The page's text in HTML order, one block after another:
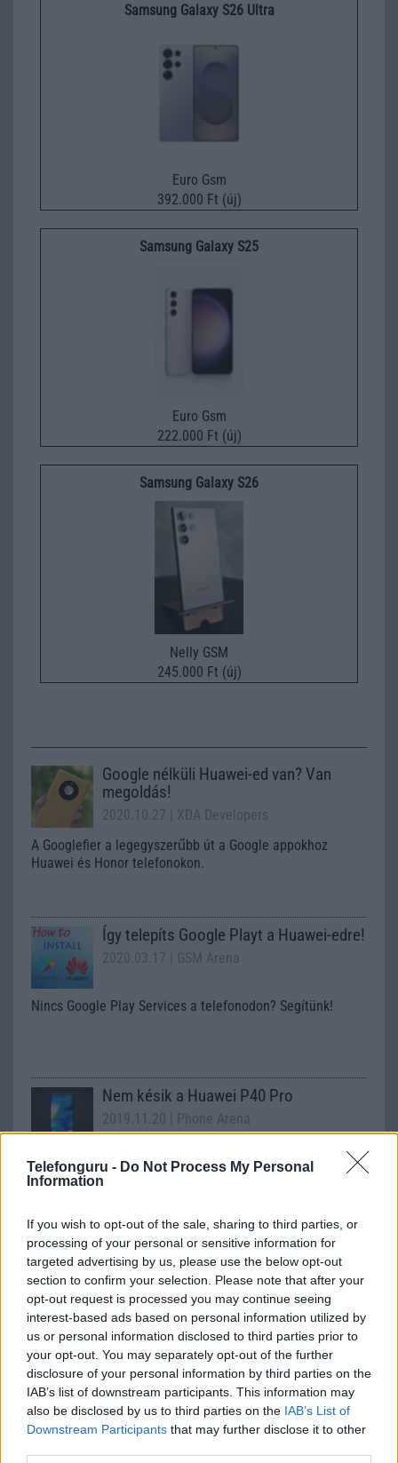
Telefonguru - Do Not Process My Personal
Information
If you wish to opt-out of the sale, sharing to third parties, or
processing of your personal or sensitive information for
targeted advertising by us, please use the below opt-out
section to confirm your selection. Please note that after your
opt-out request is processed you may continue seeing
interest-based ads based on personal information utilized by
us or personal information disclosed to third parties prior to
your opt-out. You may separately opt-out of the further
disclosure of your personal information by third parties on the
IAB’s list of downstream participants. This information may
also be disclosed by us to third parties on the IAB’s List of
Downstream Participants that may further disclose it to other
Samsung Galaxy S26 Ultra
Euro Gsm
392.000 Ft (új)
Samsung Galaxy S25
Euro Gsm
222.000 Ft (új)
Samsung Galaxy S26
Nelly GSM
245.000 Ft (új)
Google nélküli Huawei-ed van? Van
megoldás!
2020.10.27
| XDA Developers
A Googlefier a legegyszerűbb út a Google appokhoz
Huawei és Honor telefonokon.
Így telepíts Google Playt a Huawei-edre!
2020.03.17 | GSM Arena
Nincs Google Play Services a telefonodon? Segítünk!
Nem késik a Huawei P40 Pro
2019.11.20 | Phone Arena
A Huawei Mate 30 Pro méretes késésének ellenére a
vállalat egyelőre nem tervezi a P40 szériát később kiadni.
A Google nélküli élet a vég vagy valami
kezdete?
2020.04.12| Telefonguru
2019-ben bannolta az Egyesült Államok elnöke a Huawei-t,
ezzel hatalmas pofont adva neki. Vajon túléli?